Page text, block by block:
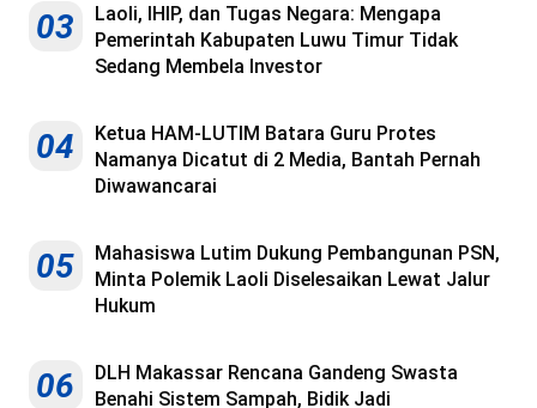
03
Laoli, IHIP, dan Tugas Negara: Mengapa
Pemerintah Kabupaten Luwu Timur Tidak
Sedang Membela Investor
04
Ketua HAM-LUTIM Batara Guru Protes
Namanya Dicatut di 2 Media, Bantah Pernah
Diwawancarai
05
Mahasiswa Lutim Dukung Pembangunan PSN,
Minta Polemik Laoli Diselesaikan Lewat Jalur
Hukum
06
DLH Makassar Rencana Gandeng Swasta
Benahi Sistem Sampah, Bidik Jadi